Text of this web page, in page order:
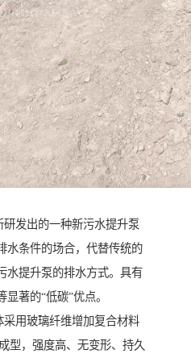
发出的一种新污水提升泵
水条件的场合，代替传统的
水提升泵的排水方式。具有
著的“低碳”优点。
用玻璃纤维增加复合材料
型，强度高、无变形、持久